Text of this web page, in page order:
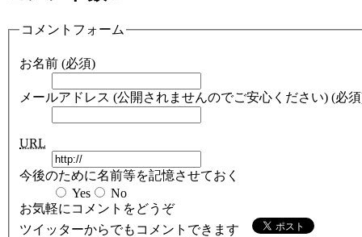
コメントフォーム
お名前 (必須)
メールアドレス (公開されませんのでご安心ください) (必
URL
今後のために名前等を記憶させておく
Yes
No
お気軽にコメントをどうぞ
ツイッターからでもコメントできます